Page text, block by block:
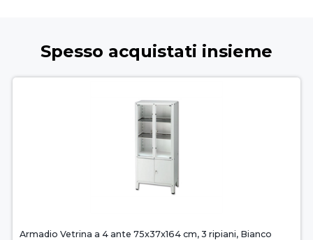
Spesso acquistati insieme
Armadio Vetrina a 4 ante 75x37x164 cm, 3 ripiani, Bianco